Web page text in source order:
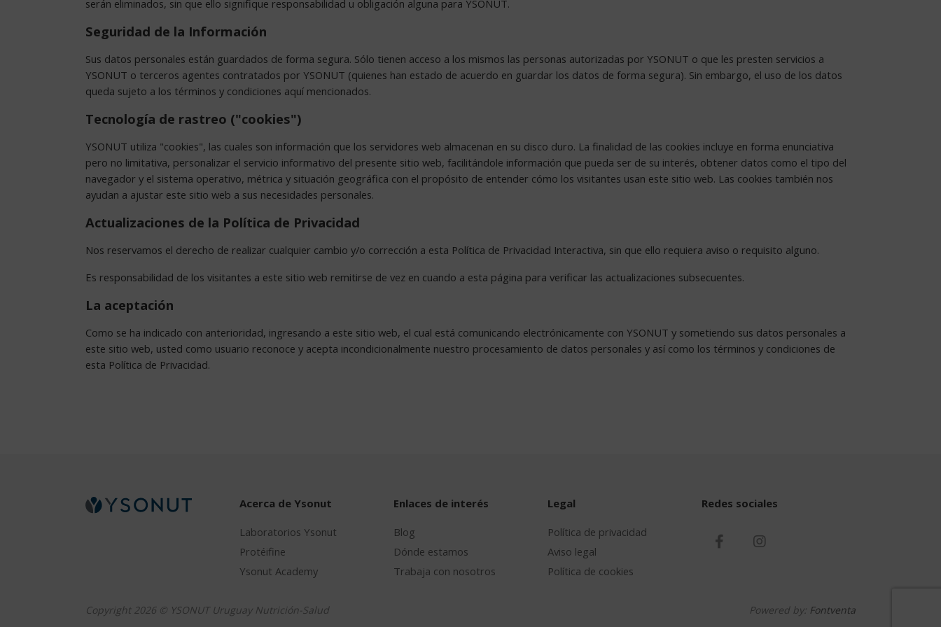
serán eliminados, sin que ello signifique responsabilidad u obligación alguna para YSONUT.
Seguridad de la Información
Sus datos personales están guardados de forma segura. Sólo tienen acceso a los mismos las personas autorizadas por YSONUT o que les presten servicios a
YSONUT o terceros agentes contratados por YSONUT (quienes han estado de acuerdo en guardar los datos de forma segura). Sin embargo, el uso de los datos
queda sujeto a los términos y condiciones aquí mencionados.
Tecnología de rastreo ("cookies")
YSONUT utiliza "cookies", las cuales son información que los servidores web almacenan en su disco duro. La finalidad de las cookies incluye en forma enunciativa
pero no limitativa, personalizar el servicio informativo del presente sitio web, facilitándole información que pueda ser de su interés, obtener datos como el tipo del
navegador y el sistema operativo, métrica y situación geográfica con el propósito de entender cómo los visitantes usan este sitio web. Las cookies también nos
ayudan a ajustar este sitio web a sus necesidades personales.
Actualizaciones de la Política de Privacidad
Nos reservamos el derecho de realizar cualquier cambio y/o corrección a esta Política de Privacidad Interactiva, sin que ello requiera aviso o requisito alguno.
Es responsabilidad de los visitantes a este sitio web remitirse de vez en cuando a esta página para verificar las actualizaciones subsecuentes.
La aceptación
Como se ha indicado con anterioridad, ingresando a este sitio web, el cual está comunicando electrónicamente con YSONUT y sometiendo sus datos personales a
este sitio web, usted como usuario reconoce y acepta incondicionalmente nuestro procesamiento de datos personales y así como los términos y condiciones de
esta Política de Privacidad.
Acerca de Ysonut
Laboratorios Ysonut
Protéifine
Ysonut Academy
Enlaces de interés
Blog
Dónde estamos
Trabaja con nosotros
Legal
Política de privacidad
Aviso legal
Política de cookies
Redes sociales
Copyright 2026 © YSONUT Uruguay Nutrición-Salud Powered by: Fontventa